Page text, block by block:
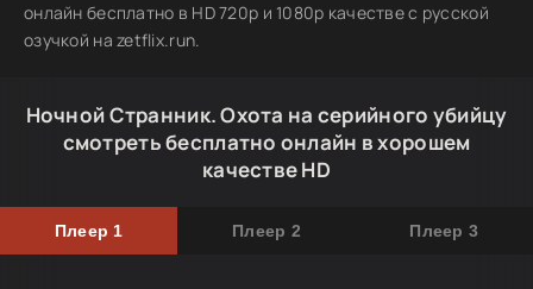
онлайн бесплатно в HD 720p и 1080p качестве с русской
озучкой на zetflix.run.
Ночной Странник. Охота на серийного убийцу
смотреть бесплатно онлайн в хорошем
качестве HD
Плеер 1 Плеер 2 Плеер 3